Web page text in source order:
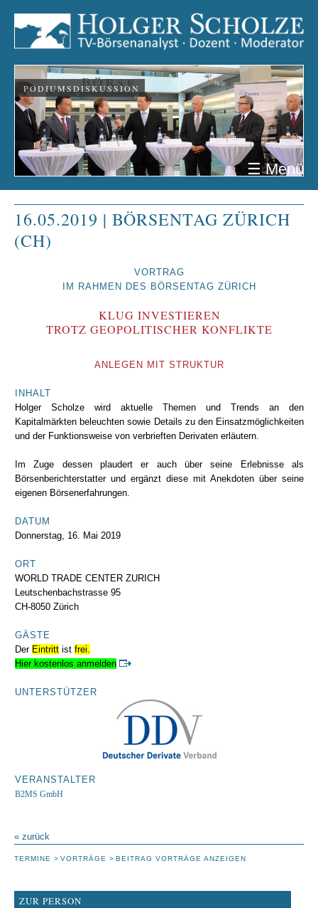
PODIUMSDISKUSSION
☰ Menü
16.05.2019 | BÖRSENTAG ZÜRICH
(CH)
VORTRAG
IM RAHMEN DES BÖRSENTAG ZÜRICH
KLUG INVESTIEREN
TROTZ GEOPOLITISCHER KONFLIKTE
ANLEGEN MIT STRUKTUR
INHALT
Holger Scholze wird aktuelle Themen und Trends an den
Kapitalmärkten beleuchten sowie Details zu den Einsatzmöglichkeiten
und der Funktionsweise von verbrieften Derivaten erläutern.
Im Zuge dessen plaudert er auch über seine Erlebnisse als
Börsenberichterstatter und ergänzt diese mit Anekdoten über seine
eigenen Börsenerfahrungen.
DATUM
Donnerstag, 16. Mai 2019
ORT
WORLD TRADE CENTER ZURICH
Leutschenbachstrasse 95
CH-8050 Zürich
GÄSTE
Der Eintritt ist frei.
Hier kostenlos anmelden
UNTERSTÜTZER
VERANSTALTER
B2MS GmbH
« zurück
TERMINE VORTRÄGE BEITRAG VORTRÄGE ANZEIGEN
ZUR PERSON